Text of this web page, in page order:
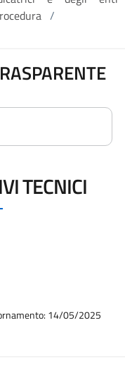
/
TECNICI
14/05/2025